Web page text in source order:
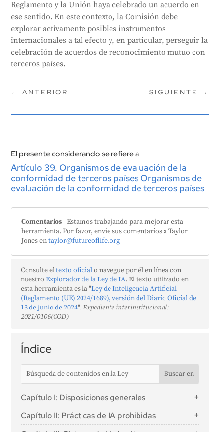
Índice
Capítulo I: Disposiciones generales
Artículo 1: Objeto
Artículo 2: Ámbito de aplicación
Capítulo II: Prácticas de IA prohibidas
Artículo 5: Prácticas de IA prohibidas
Reglamento y la Unión haya celebrado un acuerdo en
ese sentido. En este contexto, la Comisión debe
explorar activamente posibles instrumentos
internacionales a tal efecto y, en particular, perseguir la
celebración de acuerdos de reconocimiento mutuo con
terceros países.
←ANTERIOR SIGUIENTE →
El presente considerando se refiere a
Artículo 39. Organismos de evaluación de la
conformidad de terceros países Organismos de
evaluación de la conformidad de terceros países
Comentarios- Estamos trabajando para mejorar esta
herramienta. Por favor, envíe sus comentarios a Taylor
Jones entaylor@futureoflife.org
Consulte eltexto oficialo navegue por él en línea con
nuestroExplorador de la Ley de IA. El texto utilizado en
esta herramienta es la "Ley de Inteligencia Artificial
(Reglamento (UE) 2024/1689), versión del Diario Oficial de
13 de junio de 2024".Expediente interinstitucional:
2021/0106(COD)